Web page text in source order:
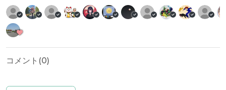
コメント(0)